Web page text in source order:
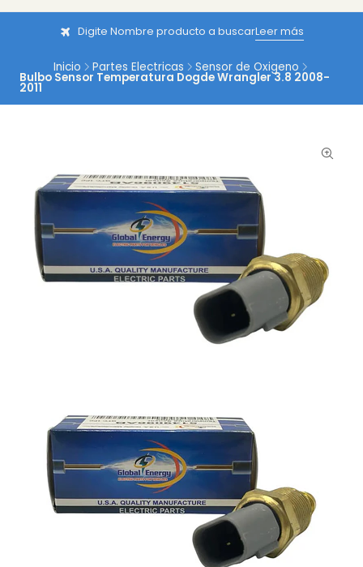
Digite Nombre producto a buscarLeer más
Inicio Partes Electricas Sensor de Oxigeno
Bulbo Sensor Temperatura Dogde Wrangler 3.8 2008-
2011